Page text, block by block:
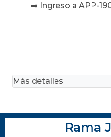
➡️ Ingreso a APP-
Más detalles
Rama